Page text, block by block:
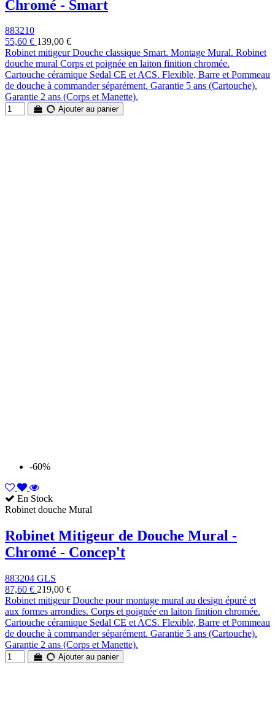
Chromé - Smart
883210
55,60 € 139,00 €
Robinet mitigeur Douche classique Smart. Montage Mural. Robinet
douche mural Corps et poignée en laiton finition chromée.
Cartouche céramique Sedal CE et ACS. Flexible, Barre et Pommeau
de douche à commander séparément. Garantie 5 ans (Cartouche).
Garantie 2 ans (Corps et Manette).
Ajouter au panier
-60%
En Stock
Robinet douche Mural
Robinet Mitigeur de Douche Mural -
Chromé - Concep't
883204 GLS
87,60 € 219,00 €
Robinet mitigeur Douche pour montage mural au design épuré et
aux formes arrondies. Corps et poignée en laiton finition chromée.
Cartouche céramique Sedal CE et ACS. Flexible, Barre et Pommeau
de douche à commander séparément. Garantie 5 ans (Cartouche).
Garantie 2 ans (Corps et Manette).
Ajouter au panier